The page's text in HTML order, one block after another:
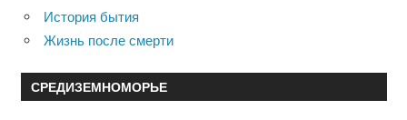
История бытия
Жизнь после смерти
СРЕДИЗЕМНОМОРЬЕ